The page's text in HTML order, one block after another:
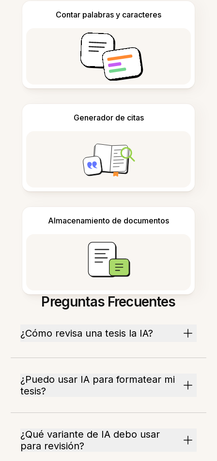
Contar palabras y caracteres
Generador de citas
Almacenamiento de documentos
Preguntas Frecuentes
¿Cómo revisa una tesis la IA?
¿Puedo usar IA para formatear mi
tesis?
¿Qué variante de IA debo usar
para revisión?